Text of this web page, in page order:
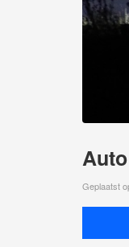
Geplaatst